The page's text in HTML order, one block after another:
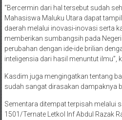
“Bercermin dari hal tersebut sudah
Mahasiswa Maluku Utara dapat
daerah melalui inovasi-inovasi serta
memberikan sumbangsih pada
perubahan dengan ide-ide brilian
inteligensia dari hasil menuntut ilmu”,
Kasdim juga mengingatkan tentang
sudah sangat dirasakan dampaknya
Sementara ditempat terpisah melalui
1501/Ternate Letkol Inf Abdul Razak